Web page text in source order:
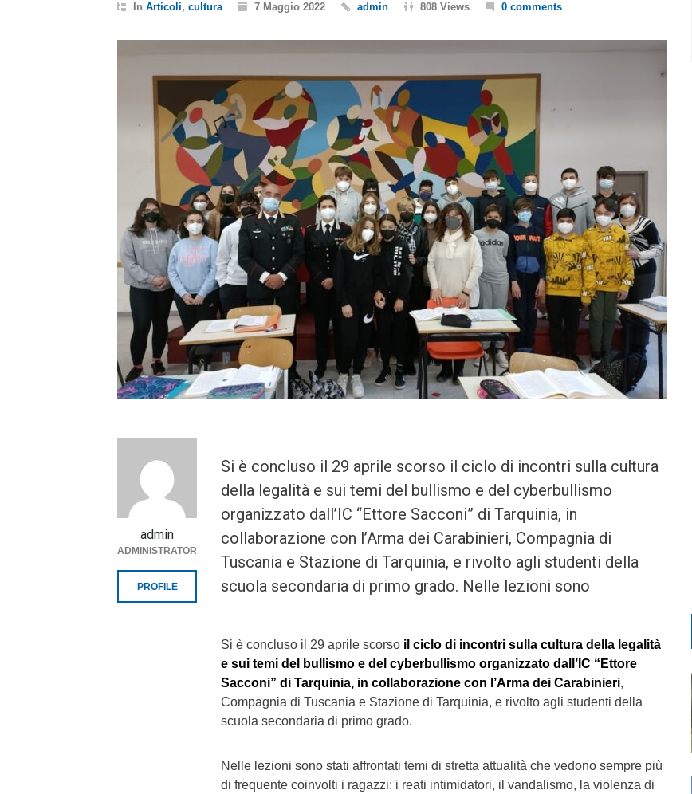
In Articoli, cultura 7 Maggio 2022 admin 808 Views 0 comments
Si è concluso il 29 aprile scorso il ciclo di incontri sulla cultura
della legalità e sui temi del bullismo e del cyberbullismo
organizzato dall’IC “Ettore Sacconi” di Tarquinia, in
collaborazione con l’Arma dei Carabinieri, Compagnia di
Tuscania e Stazione di Tarquinia, e rivolto agli studenti della
scuola secondaria di primo grado. Nelle lezioni sono
Si è concluso il 29 aprile scorso il ciclo di incontri sulla cultura della legalità
e sui temi del bullismo e del cyberbullismo organizzato dall’IC “Ettore
Sacconi” di Tarquinia, in collaborazione con l’Arma dei Carabinieri,
Compagnia di Tuscania e Stazione di Tarquinia, e rivolto agli studenti della
scuola secondaria di primo grado.
Nelle lezioni sono stati affrontati temi di stretta attualità che vedono sempre più
di frequente coinvolti i ragazzi: i reati intimidatori, il vandalismo, la violenza di
admin
ADMINISTRATOR
PROFILE